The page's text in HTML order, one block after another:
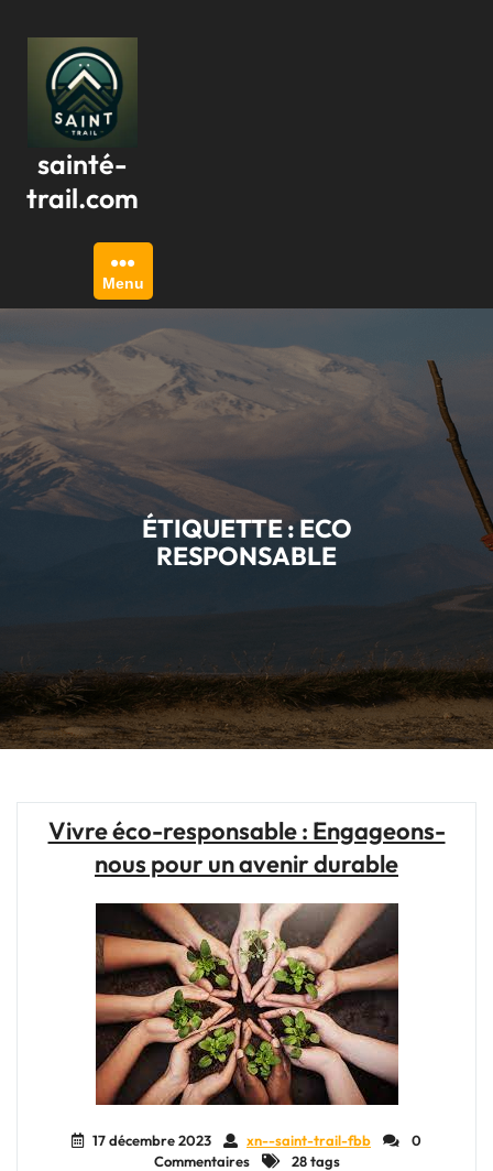
contenu
sainté-
trail.com
Menu
ÉTIQUETTE :ECO
RESPONSABLE
Vivre éco-responsable : Engageons-
nous pour un avenir durable
17 décembre 2023 xn--saint-trail-fbb
0
Commentaires
28 tags